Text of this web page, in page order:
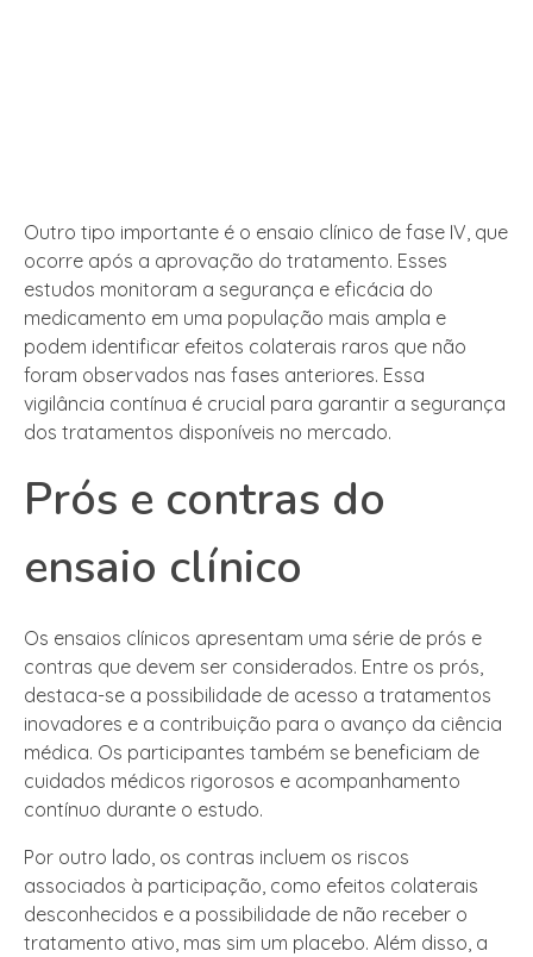
Outro tipo importante é o ensaio clínico de fase IV, que
ocorre após a aprovação do tratamento. Esses
estudos monitoram a segurança e eficácia do
medicamento em uma população mais ampla e
podem identificar efeitos colaterais raros que não
foram observados nas fases anteriores. Essa
vigilância contínua é crucial para garantir a segurança
dos tratamentos disponíveis no mercado.
Prós e contras do
ensaio clínico
Os ensaios clínicos apresentam uma série de prós e
contras que devem ser considerados. Entre os prós,
destaca-se a possibilidade de acesso a tratamentos
inovadores e a contribuição para o avanço da ciência
médica. Os participantes também se beneficiam de
cuidados médicos rigorosos e acompanhamento
contínuo durante o estudo.
Por outro lado, os contras incluem os riscos
associados à participação, como efeitos colaterais
desconhecidos e a possibilidade de não receber o
tratamento ativo, mas sim um placebo. Além disso, a